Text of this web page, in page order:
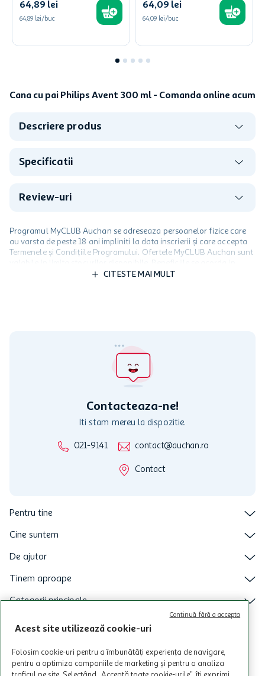
64,89 lei
64,89 lei/buc
64,09 lei
64,09 lei/buc
Cana cu pai Philips Avent 300 ml - Comanda online acum
Descriere produs
Specificatii
Review-uri
Programul MyCLUB Auchan se adreseaza persoanelor fizice care
au varsta de peste 18 ani impliniti la data inscrierii și care accepta
Termenele și Condițiile Programului. Ofertele MyCLUB Auchan sunt
valabile in limita stocurilor disponibile. Beneficiile se acorda in
limita a 12 unitati / card client o singura data in perioada promotiei.
intretineri sau reparatii tehnice la sistemul de utilizarea al Cardului.
CITESTE MAI MULT
Contacteaza-ne!
Iti stam mereu la dispozitie.
021-9141 contact@auchan.ro
Contact
Pentru tine
Cine suntem
De ajutor
Tinem aproape
Categorii principale
Intra acum in aplicatia Auchan
Acest site utilizează cookie-uri
Folosim cookie-uri pentru a îmbunătăți experiența de navigare,
pentru a optimiza campaniile de marketing și pentru a analiza
Continuă fără a accepta